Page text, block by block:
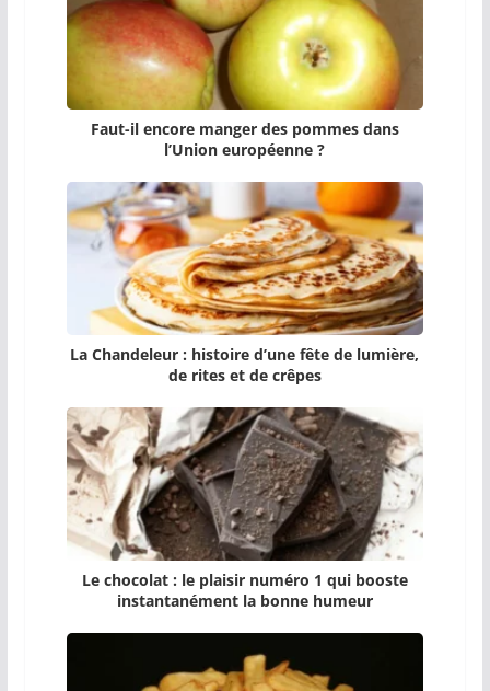
Faut-il encore manger des pommes dans
l’Union européenne ?
La Chandeleur : histoire d’une fête de lumière,
de rites et de crêpes
Le chocolat : le plaisir numéro 1 qui booste
instantanément la bonne humeur